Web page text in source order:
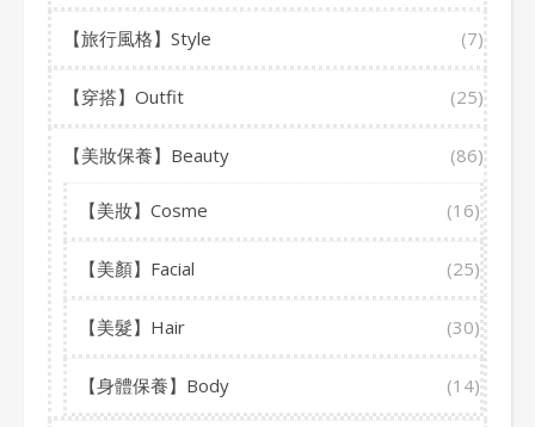
【旅行風格】Style (7)
【穿搭】Outfit (25)
【美妝保養】Beauty (86)
【美妝】Cosme (16)
【美顏】Facial (25)
【美髮】Hair (30)
【身體保養】Body (14)